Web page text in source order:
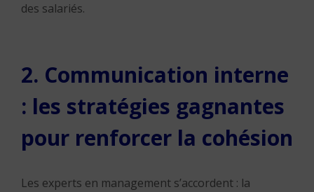
des salariés.
2. Communication interne
: les stratégies gagnantes
pour renforcer la cohésion
Les experts en management s’accordent : la